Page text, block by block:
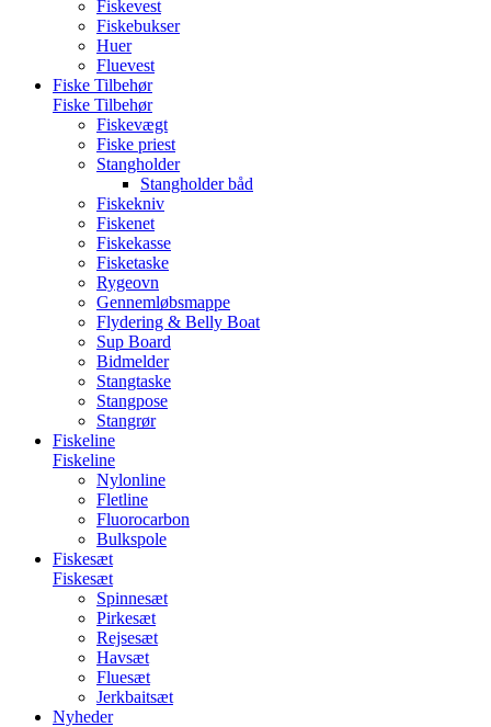
Fiskevest
Fiskebukser
Huer
Fluevest
Fiske Tilbehør
Fiske Tilbehør
Fiskevægt
Fiske priest
Stangholder
Stangholder båd
Fiskekniv
Fiskenet
Fiskekasse
Fisketaske
Rygeovn
Gennemløbsmappe
Flydering & Belly Boat
Sup Board
Bidmelder
Stangtaske
Stangpose
Stangrør
Fiskeline
Fiskeline
Nylonline
Fletline
Fluorocarbon
Bulkspole
Fiskesæt
Fiskesæt
Spinnesæt
Pirkesæt
Rejsesæt
Havsæt
Fluesæt
Jerkbaitsæt
Nyheder